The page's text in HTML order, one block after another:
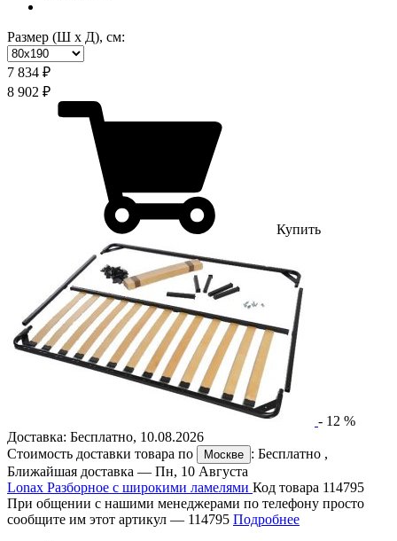
Размер (Ш х Д), см:
7 834 ₽
8 902 ₽
Купить
- 12 %
Доставка: Бесплатно, 10.08.2026
Стоимость доставки товара по
Москве : Бесплатно ,
Ближайшая доставка — Пн, 10 Августа
Lonax Разборное с широкими ламелями Код товара 114795
При общении с нашими менеджерами по телефону просто
сообщите им этот артикул — 114795 Подробнее